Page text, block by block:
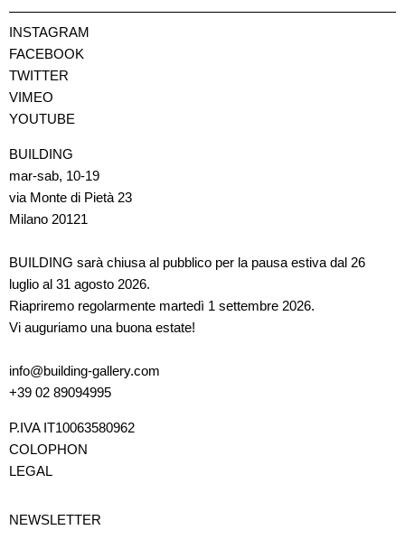
INSTAGRAM
FACEBOOK
TWITTER
VIMEO
YOUTUBE
BUILDING
mar-sab, 10-19
via Monte di Pietà 23
Milano 20121
BUILDING sarà chiusa al pubblico per la pausa estiva dal 26
luglio al 31 agosto 2026.
Riapriremo regolarmente martedì 1 settembre 2026.
Vi auguriamo una buona estate!
info@building-gallery.com
+39 02 89094995
P.IVA IT10063580962
COLOPHON
LEGAL
NEWSLETTER